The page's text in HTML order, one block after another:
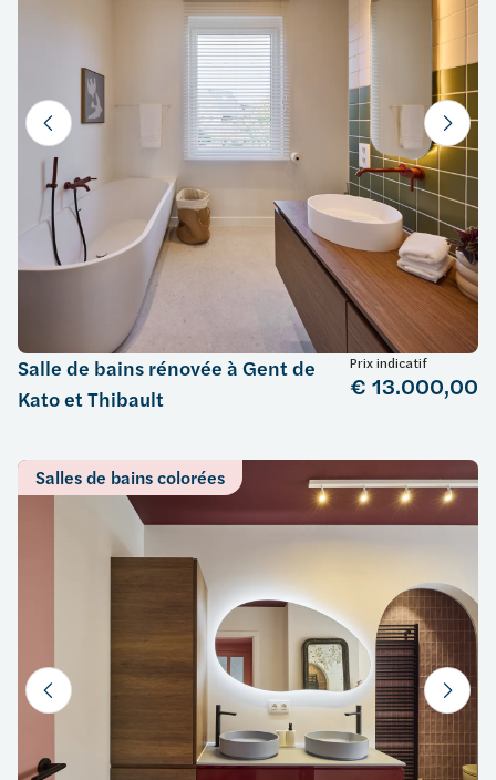
Salle de bains rénovée à Gent de
Kato et Thibault
Prix indicatif
€ 13.000,00
Salles de bains colorées